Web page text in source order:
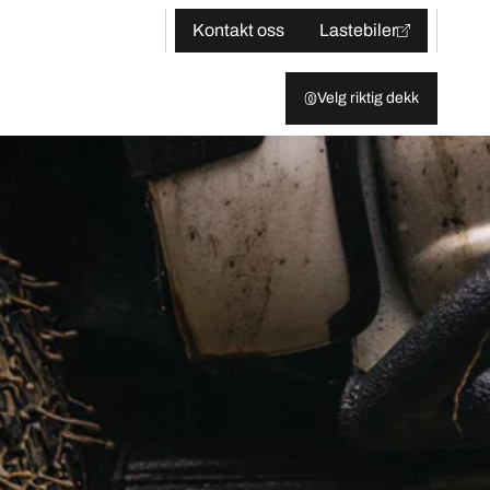
Kontakt oss Lastebiler
Velg riktig dekk